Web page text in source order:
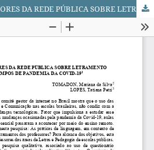
O QUE DIZEM PROFESSORES DA REDE PÚBLICA SOBRE LETRAMENTO DIGITAL EM TEMPOS DE PANDEMIA DA COVID-19